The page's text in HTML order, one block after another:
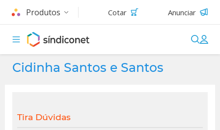
Produtos Cotar Anunciar
Cidinha Santos e Santos
Tira Dúvidas